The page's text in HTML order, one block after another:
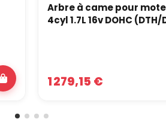
Arbre à came pour
4cyl 1.7L 16v DOHC (DTH/
1 279,15 €